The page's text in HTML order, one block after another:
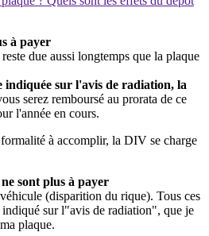
à payer
due aussi longtemps que la plaque
indiquée sur l'avis de radiation, la
serez remboursé au prorata de ce
l'année en cours.
à accomplir, la DIV se charge
sont plus à payer
(disparition du rique). Tous ces
sur l"avis de radiation", que je
plaque.